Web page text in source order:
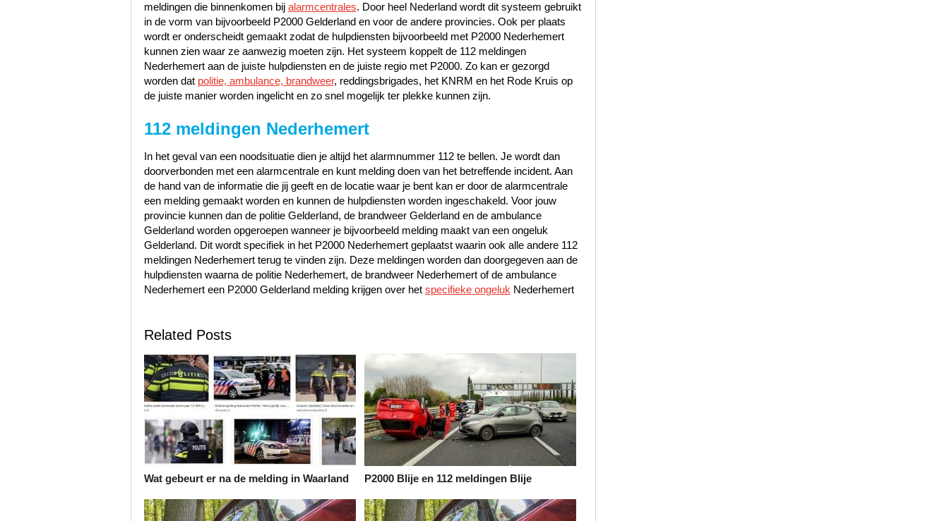
meldingen die binnenkomen bij alarmcentrales. Door heel Nederland wordt dit systeem gebruikt
in de vorm van bijvoorbeeld P2000 Gelderland en voor de andere provincies. Ook per plaats
wordt er onderscheidt gemaakt zodat de hulpdiensten bijvoorbeeld met P2000 Nederhemert
kunnen zien waar ze aanwezig moeten zijn. Het systeem koppelt de 112 meldingen
Nederhemert aan de juiste hulpdiensten en de juiste regio met P2000. Zo kan er gezorgd
worden dat politie, ambulance, brandweer, reddingsbrigades, het KNRM en het Rode Kruis op
de juiste manier worden ingelicht en zo snel mogelijk ter plekke kunnen zijn.
112 meldingen Nederhemert
In het geval van een noodsituatie dien je altijd het alarmnummer 112 te bellen. Je wordt dan
doorverbonden met een alarmcentrale en kunt melding doen van het betreffende incident. Aan
de hand van de informatie die jij geeft en de locatie waar je bent kan er door de alarmcentrale
een melding gemaakt worden en kunnen de hulpdiensten worden ingeschakeld. Voor jouw
provincie kunnen dan de politie Gelderland, de brandweer Gelderland en de ambulance
Gelderland worden opgeroepen wanneer je bijvoorbeeld melding maakt van een ongeluk
Gelderland. Dit wordt specifiek in het P2000 Nederhemert geplaatst waarin ook alle andere 112
meldingen Nederhemert terug te vinden zijn. Deze meldingen worden dan doorgegeven aan de
hulpdiensten waarna de politie Nederhemert, de brandweer Nederhemert of de ambulance
Nederhemert een P2000 Gelderland melding krijgen over het specifieke ongeluk Nederhemert
Related Posts
Wat gebeurt er na de melding in Waarland P2000 Blije en 112 meldingen Blije